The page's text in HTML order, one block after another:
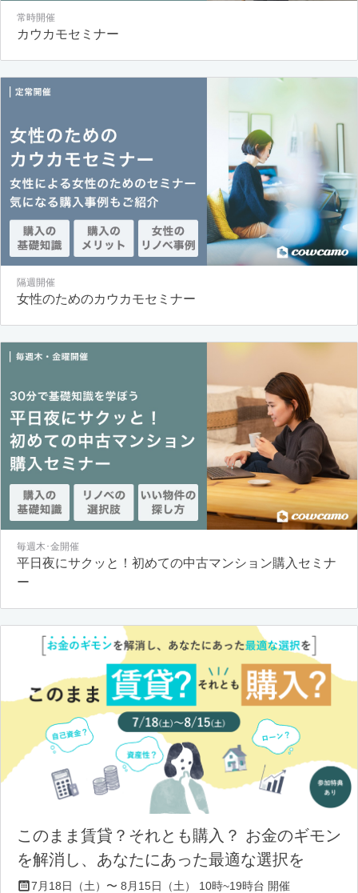
常時開催
カウカモセミナー
隔週開催
女性のためのカウカモセミナー
毎週木･金開催
平日夜にサクッと！初めての中古マンション購入セミナ
ー
このまま賃貸？それとも購入？ お金のギモン
を解消し、あなたにあった最適な選択を
7月18日（土）〜 8月15日（土） 10時~19時台 開催